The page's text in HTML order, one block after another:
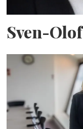
Sven-